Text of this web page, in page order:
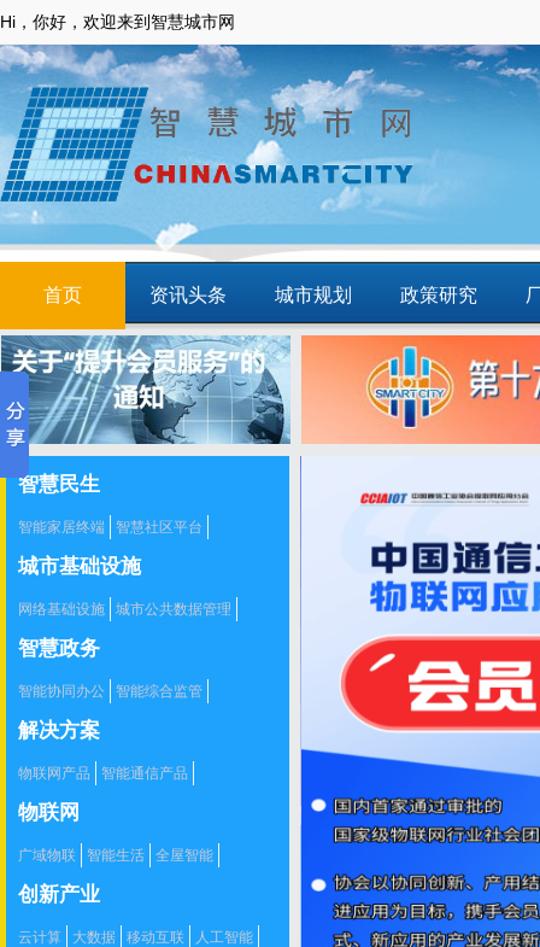
Hi，你好，欢迎来到智慧城市网
首页 资讯头条 城市规划 政策研究
动态 智慧应用 智慧城镇
智慧民生
智能家居终端
智慧社区平台
智慧健康保健
移动支付
城市基础设施
网络基础设施
城市公共数据管理
信息安全体系
供热与燃气管理
智慧政务
智能协同办公
智能综合监管
公共事业管理
解决方案库
解决方案
物联网产品
智能通信产品
空间信息技术产品
智慧数据产品及服务
物联网
广域物联 智能生活
全屋智能
智能制造
智慧园区
创新产业
云计算 大数据 移动互联
人工智能